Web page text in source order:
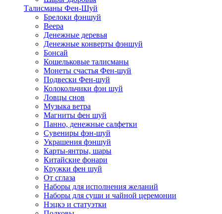
Талисманы Фен-Шуй
Брелоки фэншуй
Веера
Денежные деревья
Денежные конверты фэншуй
Бонсай
Кошельковые талисманы
Монеты счастья Фен-шуй
Подвески Фен-шуй
Колокольчики фэн шуй
Ловцы снов
Музыка ветра
Магниты фен шуй
Панно, денежные салфетки
Сувениры фэн-шуй
Украшения фэншуй
Карты-янтры, шары
Китайские фонари
Кружки фен шуй
От сглаза
Наборы для исполнения желаний
Наборы для суши и чайной церемонии
Нэцкэ и статуэтки